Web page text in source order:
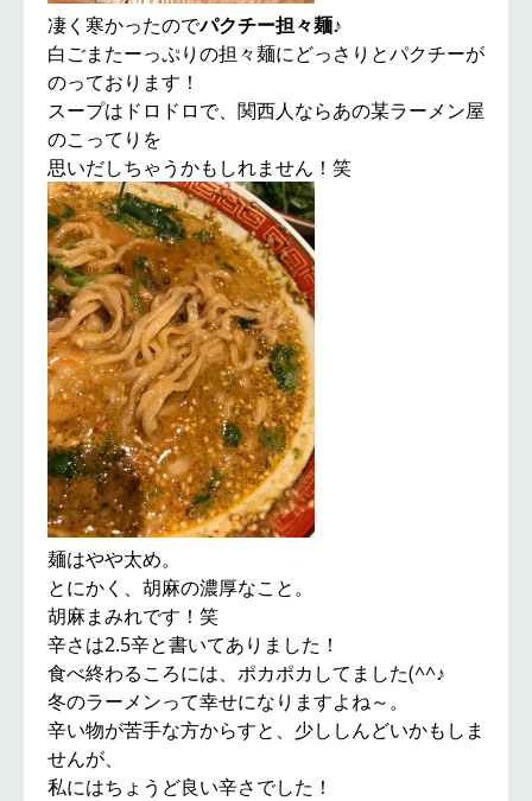
凄く寒かったのでパクチー担々麺♪
白ごまたーっぷりの担々麺にどっさりとパクチーが
のっております！
スープはドロドロで、関西人ならあの某ラーメン屋
のこってりを
思いだしちゃうかもしれません！笑
麺はやや太め。
とにかく、胡麻の濃厚なこと。
胡麻まみれです！笑
辛さは2.5辛と書いてありました！
食べ終わるころには、ポカポカしてました(^^♪
冬のラーメンって幸せになりますよね～。
辛い物が苦手な方からすと、少ししんどいかもしま
せんが、
私にはちょうど良い辛さでした！